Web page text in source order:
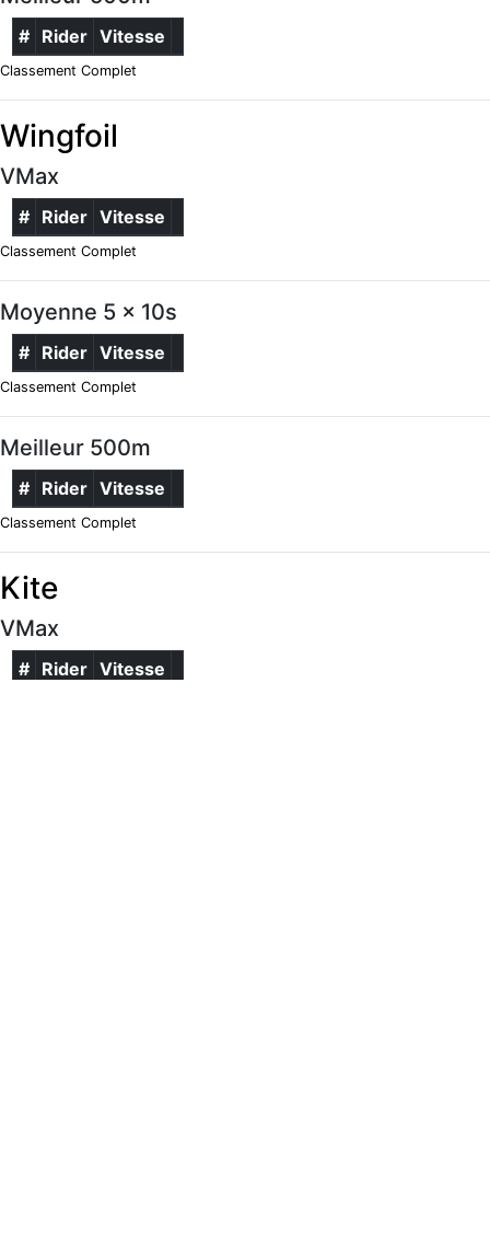
# Rider Vitesse
Classement Complet
Wingfoil
VMax
# Rider Vitesse
Classement Complet
Moyenne 5 x 10s
# Rider Vitesse
Classement Complet
Meilleur 500m
# Rider Vitesse
Classement Complet
Kite
VMax
# Rider Vitesse